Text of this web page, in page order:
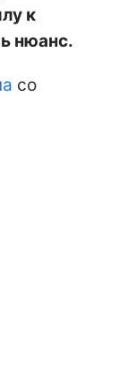
к
нюанс.
со